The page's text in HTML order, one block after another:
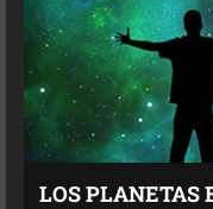
LOS PLANETAS